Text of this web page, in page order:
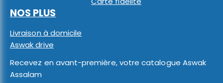
NOS PLUS
Livraison à domicile
Aswak drive
Recevez en avant-première, votre catalogue Aswak
Assalam